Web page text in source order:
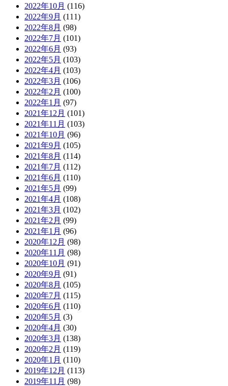
2022年10月 (116)
2022年9月 (111)
2022年8月 (98)
2022年7月 (101)
2022年6月 (93)
2022年5月 (103)
2022年4月 (103)
2022年3月 (106)
2022年2月 (100)
2022年1月 (97)
2021年12月 (101)
2021年11月 (103)
2021年10月 (96)
2021年9月 (105)
2021年8月 (114)
2021年7月 (112)
2021年6月 (110)
2021年5月 (99)
2021年4月 (108)
2021年3月 (102)
2021年2月 (99)
2021年1月 (96)
2020年12月 (98)
2020年11月 (98)
2020年10月 (91)
2020年9月 (91)
2020年8月 (105)
2020年7月 (115)
2020年6月 (110)
2020年5月 (3)
2020年4月 (30)
2020年3月 (138)
2020年2月 (119)
2020年1月 (110)
2019年12月 (113)
2019年11月 (98)